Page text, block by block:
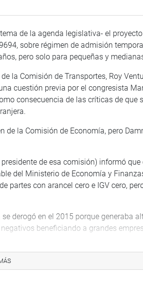
de la agenda legislativa- el
sobre régimen de admisión
pero solo para pequeñas y
Comisión de Transportes, Roy
cuestión previa por el congresista
consecuencia de las críticas de que
la Comisión de Economía, pero
de esa comisión) informó que
del Ministerio de Economía y
partes con arancel cero e IGV cero,
en el 2015 porque generaba
beneficiando a grandes
dejado de recaudar 3,300 millones
a las empresas aeronáuticas